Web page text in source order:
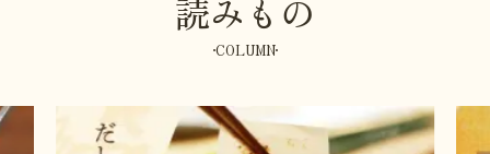
読みもの
COLUMN